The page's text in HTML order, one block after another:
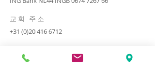
​교회 주소
+31 (0)20 416 6712
1181 PE Amstelveen